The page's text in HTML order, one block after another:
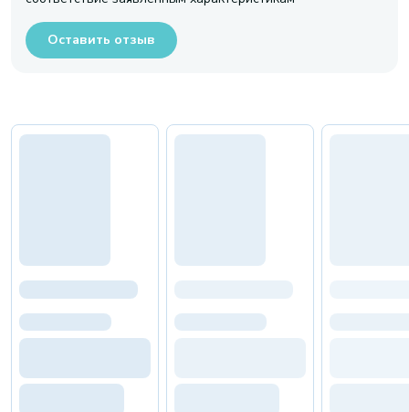
Оставить отзыв